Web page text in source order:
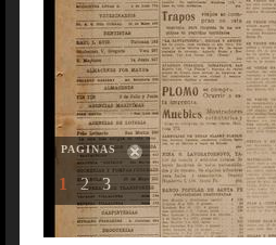
PAGINAS
1 2 3